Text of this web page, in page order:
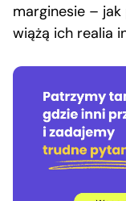
marginesie –
wiążą ich realia